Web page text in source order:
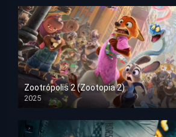
Zootrópolis 2 (Zootopia 2)
2025
HD 1080p